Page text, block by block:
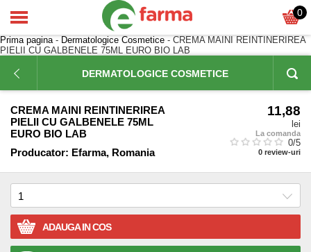
0
Prima pagina- Dermatologice Cosmetice - CREMA MAINI REINTINERIREA
PIELII CU GALBENELE 75ML EURO BIO LAB
DERMATOLOGICE COSMETICE
CREMA MAINI REINTINERIREA
PIELII CU GALBENELE 75ML
EURO BIO LAB
Producator: Efarma, Romania
11,88
lei
La comanda
0/5
0 review-uri
ADAUGA IN COS